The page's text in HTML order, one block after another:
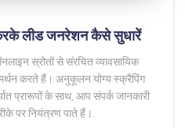
लीड जनरेशन कैसे सुधारें
स्रोतों से संरचित व्यावसायिक
करते हैं। अनुकूलन योग्य स्क्रैपिंग
प्रारूपों के साथ, आप संपर्क जानकारी
पर नियंत्रण पाते हैं।.